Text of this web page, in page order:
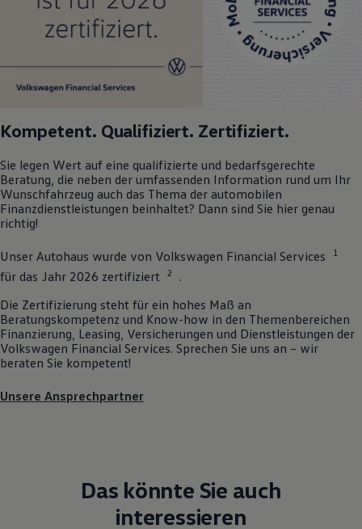
Kompetent. Qualifiziert. Zertifiziert.
Sie legen Wert auf eine qualifizierte und bedarfsgerechte
Beratung, die neben der umfassenden Information rund um Ihr
Wunschfahrzeug auch das Thema der automobilen
Finanzdienstleistungen beinhaltet? Dann sind Sie hier genau
richtig!
Unser Autohaus wurde von Volkswagen Financial Services 1
für das Jahr 2026 zertifiziert 2
.
Die Zertifizierung steht für ein hohes Maß an
Beratungskompetenz und Know-how in den Themenbereichen
Finanzierung, Leasing, Versicherungen und Dienstleistungen der
Volkswagen Financial Services. Sprechen Sie uns an – wir
beraten Sie kompetent!
Unsere Ansprechpartner
Das könnte Sie auch
interessieren